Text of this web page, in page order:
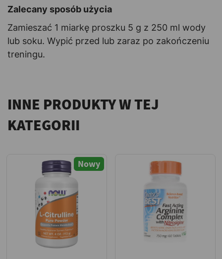
Zalecany sposób użycia
Zamieszać 1 miarkę proszku 5 g z 250 ml wody
lub soku. Wypić przed lub zaraz po zakończeniu
treningu.
INNE PRODUKTY W TEJ
KATEGORII
Nowy